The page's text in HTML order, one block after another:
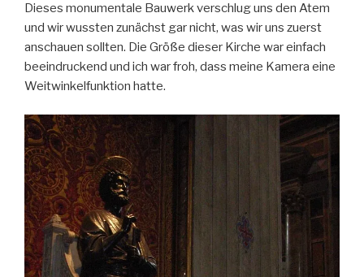
Dieses monumentale Bauwerk verschlug uns den Atem
und wir wussten zunächst gar nicht, was wir uns zuerst
anschauen sollten. Die Größe dieser Kirche war einfach
beeindruckend und ich war froh, dass meine Kamera eine
Weitwinkelfunktion hatte.